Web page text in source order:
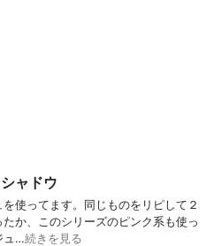
ャドウ
使ってます。同じものをリピして２
か、このシリーズのピンク系も使っ
ュ…続きを見る